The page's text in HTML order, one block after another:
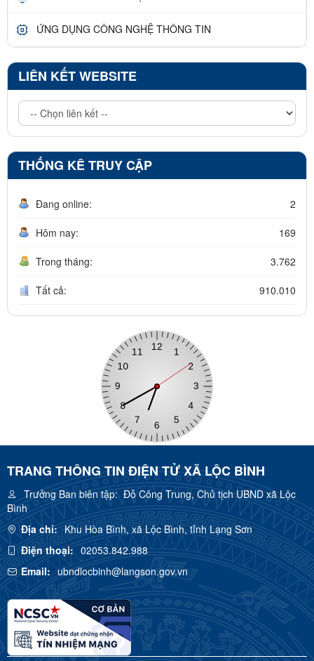
ỨNG DỤNG CÔNG NGHỆ THÔNG TIN
LIÊN KẾT WEBSITE
THỐNG KÊ TRUY CẬP
Đang online: 2
Hôm nay: 169
Trong tháng: 3.762
Tất cả: 910.010
TRANG THÔNG TIN ĐIỆN TỬ XÃ LỘC BÌNH
Trưởng Ban biên tập:Đỗ Công Trung, Chủ tịch UBND xã Lộc
Bình
Địa chỉ: Khu Hòa Bình, xã Lộc Bình, tỉnh Lạng Sơn
Điện thoại: 02053.842.988
Email: ubndlocbinh@langson.gov.vn